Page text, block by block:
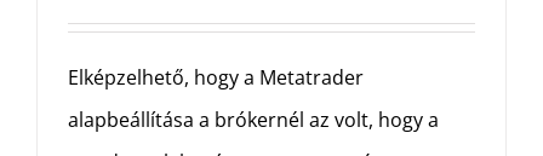
Elképzelhető, hogy a Metatrader
alapbeállítása a brókernél az volt, hogy a